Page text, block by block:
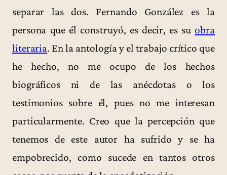
separar las dos. Fernando González es la
persona que él construyó, es decir, es suobra
literaria. En la antología y el trabajo crítico que
he hecho, no me ocupo de los hechos
biográficos ni de las anécdotas o los
testimonios sobre él, pues no me interesan
particularmente. Creo que la percepción que
tenemos de este autor ha sufrido y se ha
empobrecido, como sucede en tantos otros